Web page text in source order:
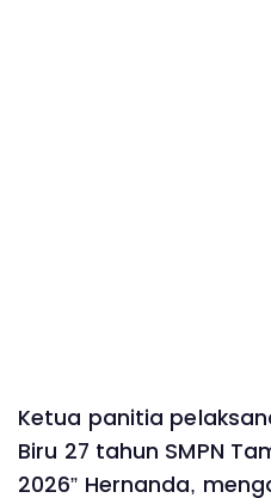
Ketua panitia
Biru 27 tahun SMPN
2026” Hernanda,